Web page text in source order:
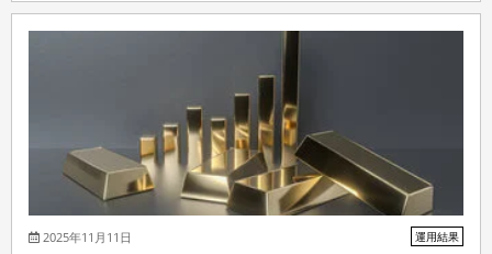
2025年11月11日 運用結果